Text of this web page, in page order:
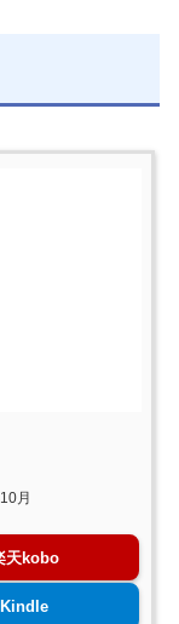
月
天kobo
Kindle